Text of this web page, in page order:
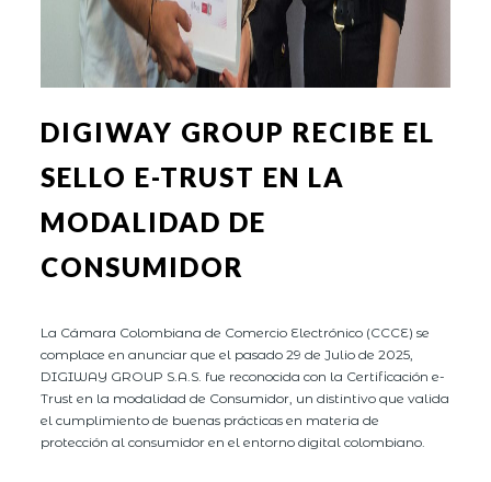
DIGIWAY GROUP RECIBE EL
SELLO E-TRUST EN LA
MODALIDAD DE
CONSUMIDOR
La Cámara Colombiana de Comercio Electrónico (CCCE) se
complace en anunciar que el pasado 29 de Julio de 2025,
DIGIWAY GROUP S.A.S. fue reconocida con la Certificación e-
Trust en la modalidad de Consumidor, un distintivo que valida
el cumplimiento de buenas prácticas en materia de
protección al consumidor en el entorno digital colombiano.